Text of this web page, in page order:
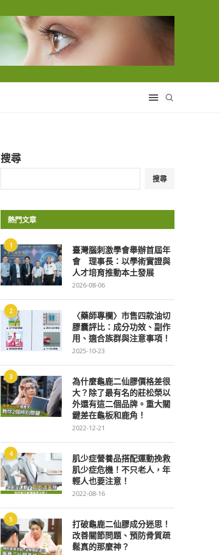
搜尋
搜尋
熱門文章
1
臺灣腦刺激學會舉辦首屆年
會 理事長：以學術實證與
人才培育推動本土發展
2026-08-06
2
〈藥師專欄〉市售四款油切
膠囊評比：成分功效、副作
用、適合族群與注意事項！
2025-10-23
3
為什麼龜鹿二仙膠價格差很
大？除了最有名的莊松榮以
外還有這二個品牌。重大關
鍵差在龜板和鹿角！
2022-12-21
4
肌少症營養品搭配運動挽救
肌少症危機！不只老人，年
輕人也要注意！
2022-08-16
5
打破龜鹿二仙膠成分迷思！
改善關節問題、預防骨質疏
鬆真的那麼神？